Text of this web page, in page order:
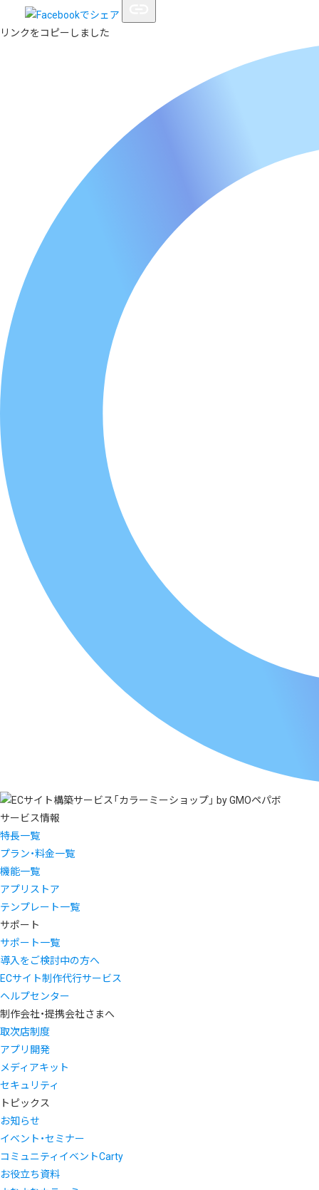
リンクをコピーしました
サービス情報
特長一覧
プラン・料金一覧
機能一覧
アプリストア
テンプレート一覧
サポート
サポート一覧
導入をご検討中の方へ
ECサイト制作代行サービス
ヘルプセンター
制作会社・提携会社さまへ
取次店制度
アプリ開発
メディアキット
セキュリティ
トピックス
お知らせ
イベント・セミナー
コミュニティイベントCarty
お役立ち資料